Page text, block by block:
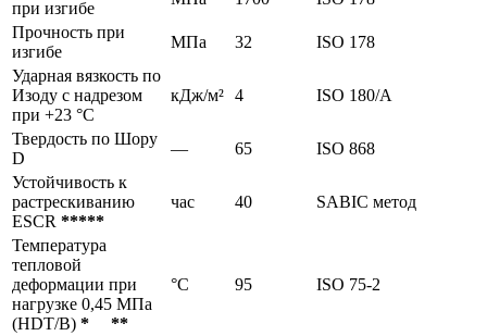
при изгибе
Прочность при
изгибе
МПа 32
ISO 178
Ударная вязкость по
Изоду с надрезом
при +23 °С
кДж/м² 4 ISO 180/A
Твердость по Шору
D
— 65
ISO 868
Устойчивость к
растрескиванию
ESCR *****
час 40 SABIC метод
Температура
тепловой
деформации при
нагрузке 0,45 МПа
(HDT/B) * **
°C 95 ISO 75-2